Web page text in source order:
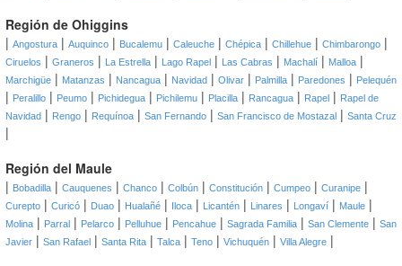
Región de Ohiggins
| Angostura | Auquinco | Bucalemu | Caleuche | Chépica | Chillehue | Chimbarongo |
Ciruelos | Graneros | La Estrella | Lago Rapel | Las Cabras | Machalí | Malloa |
Marchigüe | Matanzas | Nancagua | Navidad | Olivar | Palmilla | Paredones | Pelequén
| Peralillo | Peumo | Pichidegua | Pichilemu | Placilla | Rancagua | Rapel | Rapel de
Navidad | Rengo | Requínoa | San Fernando | San Francisco de Mostazal | Santa Cruz
|
Región del Maule
| Bobadilla | Cauquenes | Chanco | Colbún | Constitución | Cumpeo | Curanipe |
Curepto | Curicó | Duao | Hualañé | Iloca | Licantén | Linares | Longaví | Maule |
Molina | Parral | Pelarco | Pelluhue | Pencahue | Sagrada Familia | San Clemente | San
Javier | San Rafael | Santa Rita | Talca | Teno | Vichuquén | Villa Alegre |